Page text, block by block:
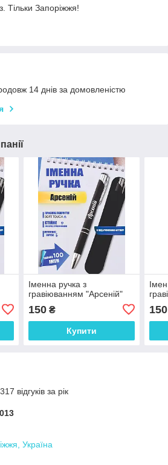
Тільки Запоріжжя!
14 днів за домовленістю
Іменна ручка з
гравіюванням "Арсеній"
150₴
Купити
150
відгуків за рік
Україна